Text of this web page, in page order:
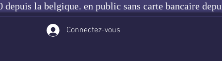
la belgique. en public sans carte bancaire
Connectez-vous